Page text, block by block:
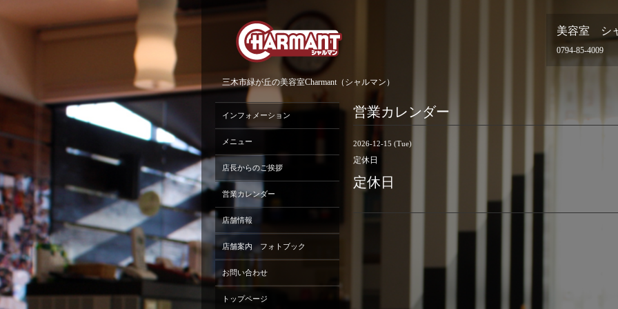
美容室 シ
0794-85-4009
三木市緑が丘の美容室Charmant（シャルマン）
営業カレンダー
2026-12-15 (Tue)
定休日
定休日
インフォメーション
メニュー
店長からのご挨拶
営業カレンダー
店舗情報
店舗案内 フォトブック
お問い合わせ
トップページ